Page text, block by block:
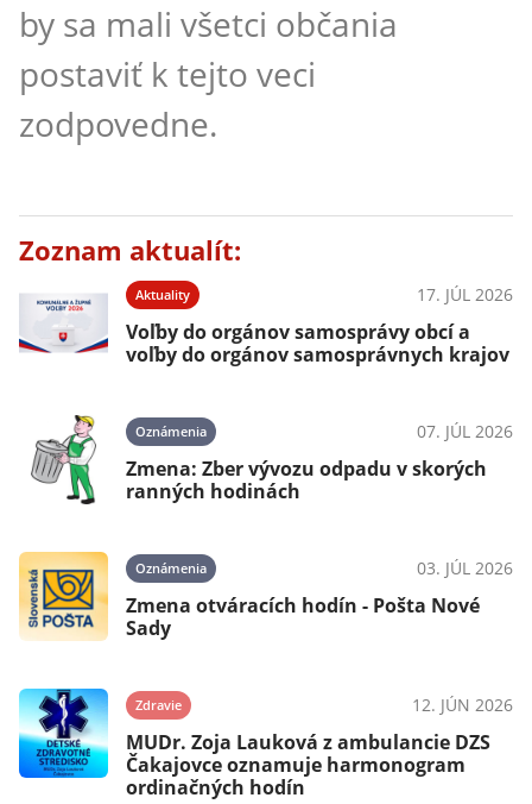
by sa mali všetci občania
postaviť k tejto veci
zodpovedne.
Zoznam aktualít:
Aktuality 17. JÚL 2026
Voľby do orgánov samosprávy obcí a
voľby do orgánov samosprávnych krajov
Oznámenia 07. JÚL 2026
Zmena: Zber vývozu odpadu v skorých
ranných hodinách
Oznámenia 03. JÚL 2026
Zmena otváracích hodín - Pošta Nové
Sady
Zdravie 12. JÚN 2026
MUDr. Zoja Lauková z ambulancie DZS
Čakajovce oznamuje harmonogram
ordinačných hodín